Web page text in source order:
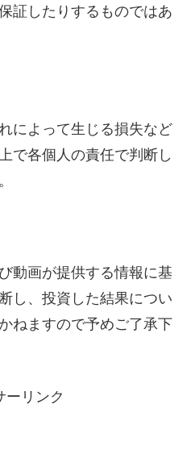
証したりするものではあ
によって生じる損失など
で各個人の責任で判断し
動画が提供する情報に基
し、投資した結果につい
ねますので予めご了承下
ーリンク